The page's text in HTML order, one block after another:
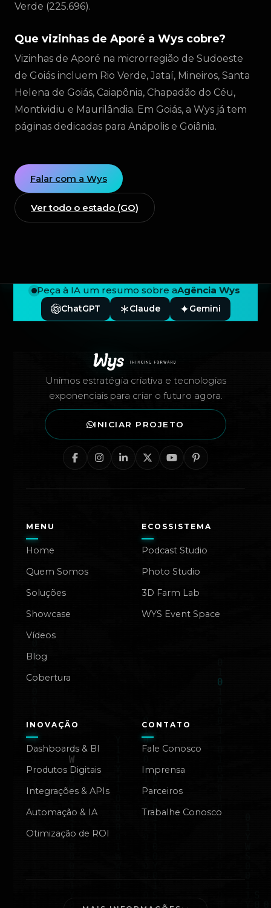
Verde (225.696).
Que vizinhas de Aporé a Wys cobre?
Vizinhas de Aporé na microrregião de Sudoeste
de Goiás incluem Rio Verde, Jataí, Mineiros, Santa
Helena de Goiás, Caiapônia, Chapadão do Céu,
Montividiu e Maurilândia. Em Goiás, a Wys já tem
páginas dedicadas para Anápolis e Goiânia.
Falar com a Wys
Ver todo o estado (GO)
Peça à IA um resumo sobre aAgência Wys
ChatGPT Claude Gemini
Unimos estratégia criativa e tecnologias
exponenciais para criar o futuro agora.
INICIAR PROJETO
MENU
Home
Quem Somos
Soluções
Showcase
Vídeos
Blog
Cobertura
ECOSSISTEMA
Podcast Studio
Photo Studio
3D Farm Lab
WYS Event Space
INOVAÇÃO
Dashboards & BI
Produtos Digitais
Integrações & APIs
Automação & IA
Otimização de ROI
CONTATO
Fale Conosco
Imprensa
Parceiros
Trabalhe Conosco